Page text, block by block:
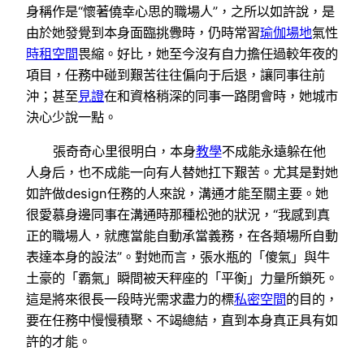
身稱作是“懷著僥幸心思的職場人”，之所以如許說，是
由於她發覺到本身面臨挑釁時，仍時常習瑜伽場地氣性
時租空間畏縮。好比，她至今沒有自力擔任過較年夜的
項目，任務中碰到艱苦往往偏向于后退，讓同事往前
沖；甚至 見證在和資格稍深的同事一路閉會時，她城市
決心少說一點。
張奇奇心里很明白，本身教學不成能永遠躲在他
人身后，也不成能一向有人替她扛下艱苦。尤其是對她
如許做design任務的人來說，溝通才能至關主要。她
很愛慕身邊同事在溝通時那種松弛的狀況，“我感到真
正的職場人，就應當能自動承當義務，在各類場所自動
表達本身的設法”。對她而言，張水瓶的「傻氣」與牛
土豪的「霸氣」瞬間被天秤座的「平衡」力量所鎖死。
這是將來很長一段時光需求盡力的標私密空間的目的，
要在任務中慢慢積聚、不竭總結，直到本身真正具有如
許的才能。